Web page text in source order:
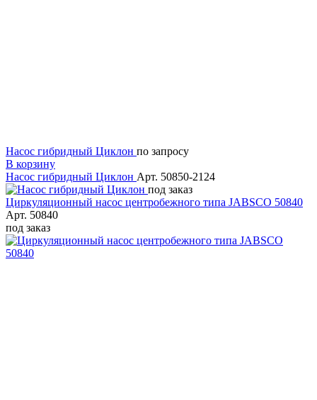
Насос гибридный Циклон по запросу
В корзину
Насос гибридный Циклон Арт. 50850-2124
под заказ
Циркуляционный насос центробежного типа JABSCO 50840
Арт. 50840
под заказ